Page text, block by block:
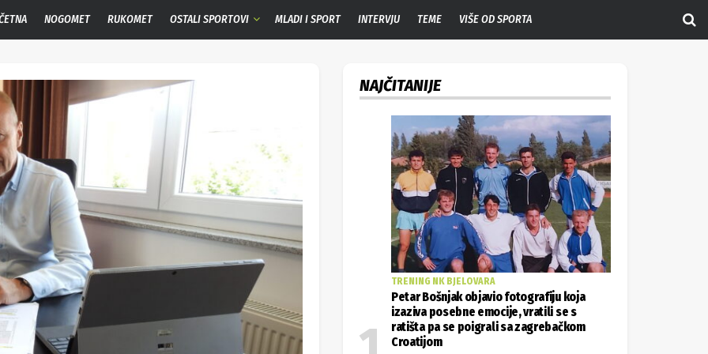
NOGOMET RUKOMET OSTALI SPORTOVI MLADI I SPORT INTERVJU TEME VIŠE OD SPORTA
NAJČITANIJE
TRENING NK BJELOVARA
Petar Bošnjak objavio fotografiju koja
izaziva posebne emocije, vratili se s
ratišta pa se poigrali sa zagrebačkom
Croatijom